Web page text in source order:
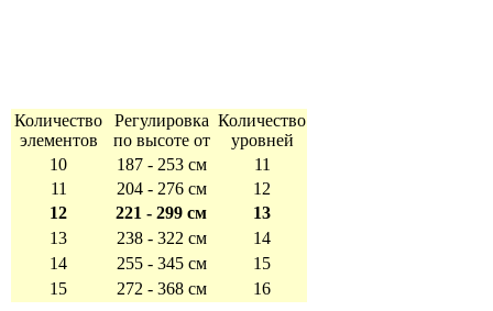
Количество
элементов
Регулировка
по высоте от
Количество
уровней
10
187 - 253 см
11
11
204 - 276 см
12
12
221 - 299 см
13
13
238 - 322 см
14
14
255 - 345 см
15
15
272 - 368 см 16